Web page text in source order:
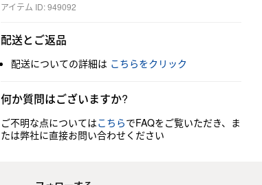
アイテム ID: 949092
配送とご返品
配送についての詳細は こちらをクリック
何か質問はございますか?
ご不明な点についてはこちらでFAQをご覧いただき、ま
たは弊社に直接お問い合わせください